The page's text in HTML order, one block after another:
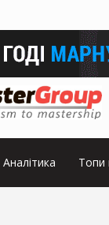
Аналітика Топи